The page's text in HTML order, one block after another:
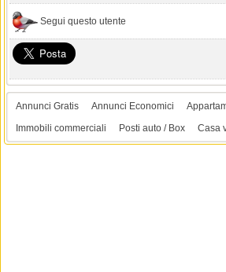
Segui questo utente
Annunci Gratis Annunci Economici
Immobili commerciali
Posti auto / Box Casa